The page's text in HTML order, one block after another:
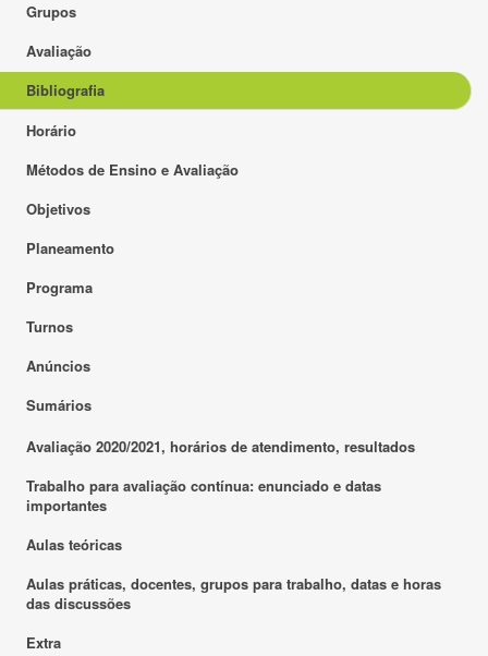
Grupos
Avaliação
Bibliografia
Horário
Métodos de Ensino e Avaliação
Objetivos
Planeamento
Programa
Turnos
Anúncios
Sumários
Avaliação 2020/2021, horários de atendimento, resultados
Trabalho para avaliação contínua: enunciado e datas
importantes
Aulas teóricas
Aulas práticas, docentes, grupos para trabalho, datas e horas
das discussões
Extra